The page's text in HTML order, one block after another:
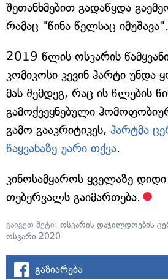
შეთანხმებით გადაწყდა
რამაც "წინა წელსაც იმუშავა".
2019 წლის ოსკარის
კომიკოსი კევინ ჰარტი
მას შემდეგ, რაც ის წლების
გამოქვეყნებული
გამო გააკრიტიკეს, ჰარტმა
წაყვანაზე უარი თქვა.
კინოსამყაროს ყველაზე
თებერვალს გაიმართება.
გაიგეთ მეტი: ოსკარის დაჯილდოების
ოსკარი 2020
გაზიარება